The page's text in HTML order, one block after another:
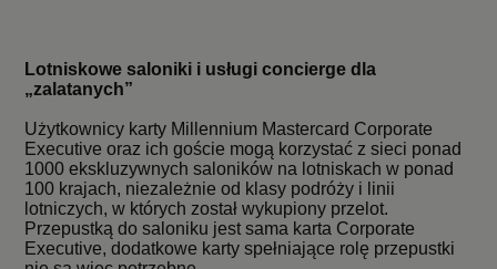
Lotniskowe saloniki i usługi concierge dla
„zalatanych”
Użytkownicy karty Millennium Mastercard Corporate
Executive oraz ich goście mogą korzystać z sieci ponad
1000 ekskluzywnych saloników na lotniskach w ponad
100 krajach, niezależnie od klasy podróży i linii
lotniczych, w których został wykupiony przelot.
Przepustką do saloniku jest sama karta Corporate
Executive, dodatkowe karty spełniające rolę przepustki